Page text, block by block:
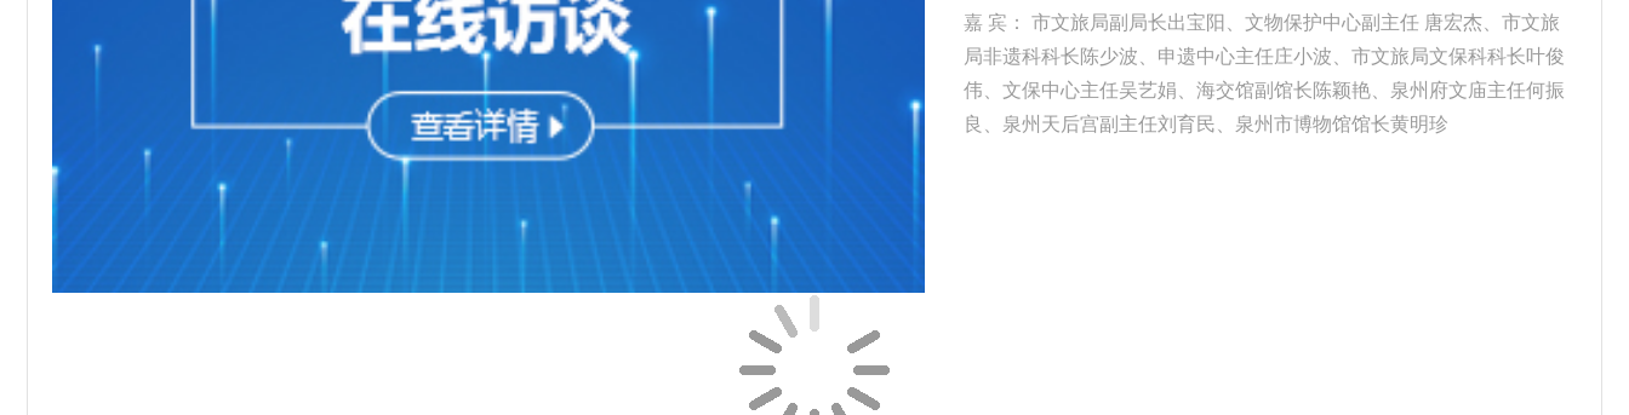
在微信公众号“泉媒体”后台留言，也可以报名来参加节目直播，
期待大家踊跃参与。
嘉 宾： 市文旅局副局长出宝阳、文物保护中心副主任 唐宏杰、市文旅
局非遗科科长陈少波、申遗中心主任庄小波、市文旅局文保科科长叶俊
伟、文保中心主任吴艺娟、海交馆副馆长陈颖艳、泉州府文庙主任何振
良、泉州天后宫副主任刘育民、泉州市博物馆馆长黄明珍